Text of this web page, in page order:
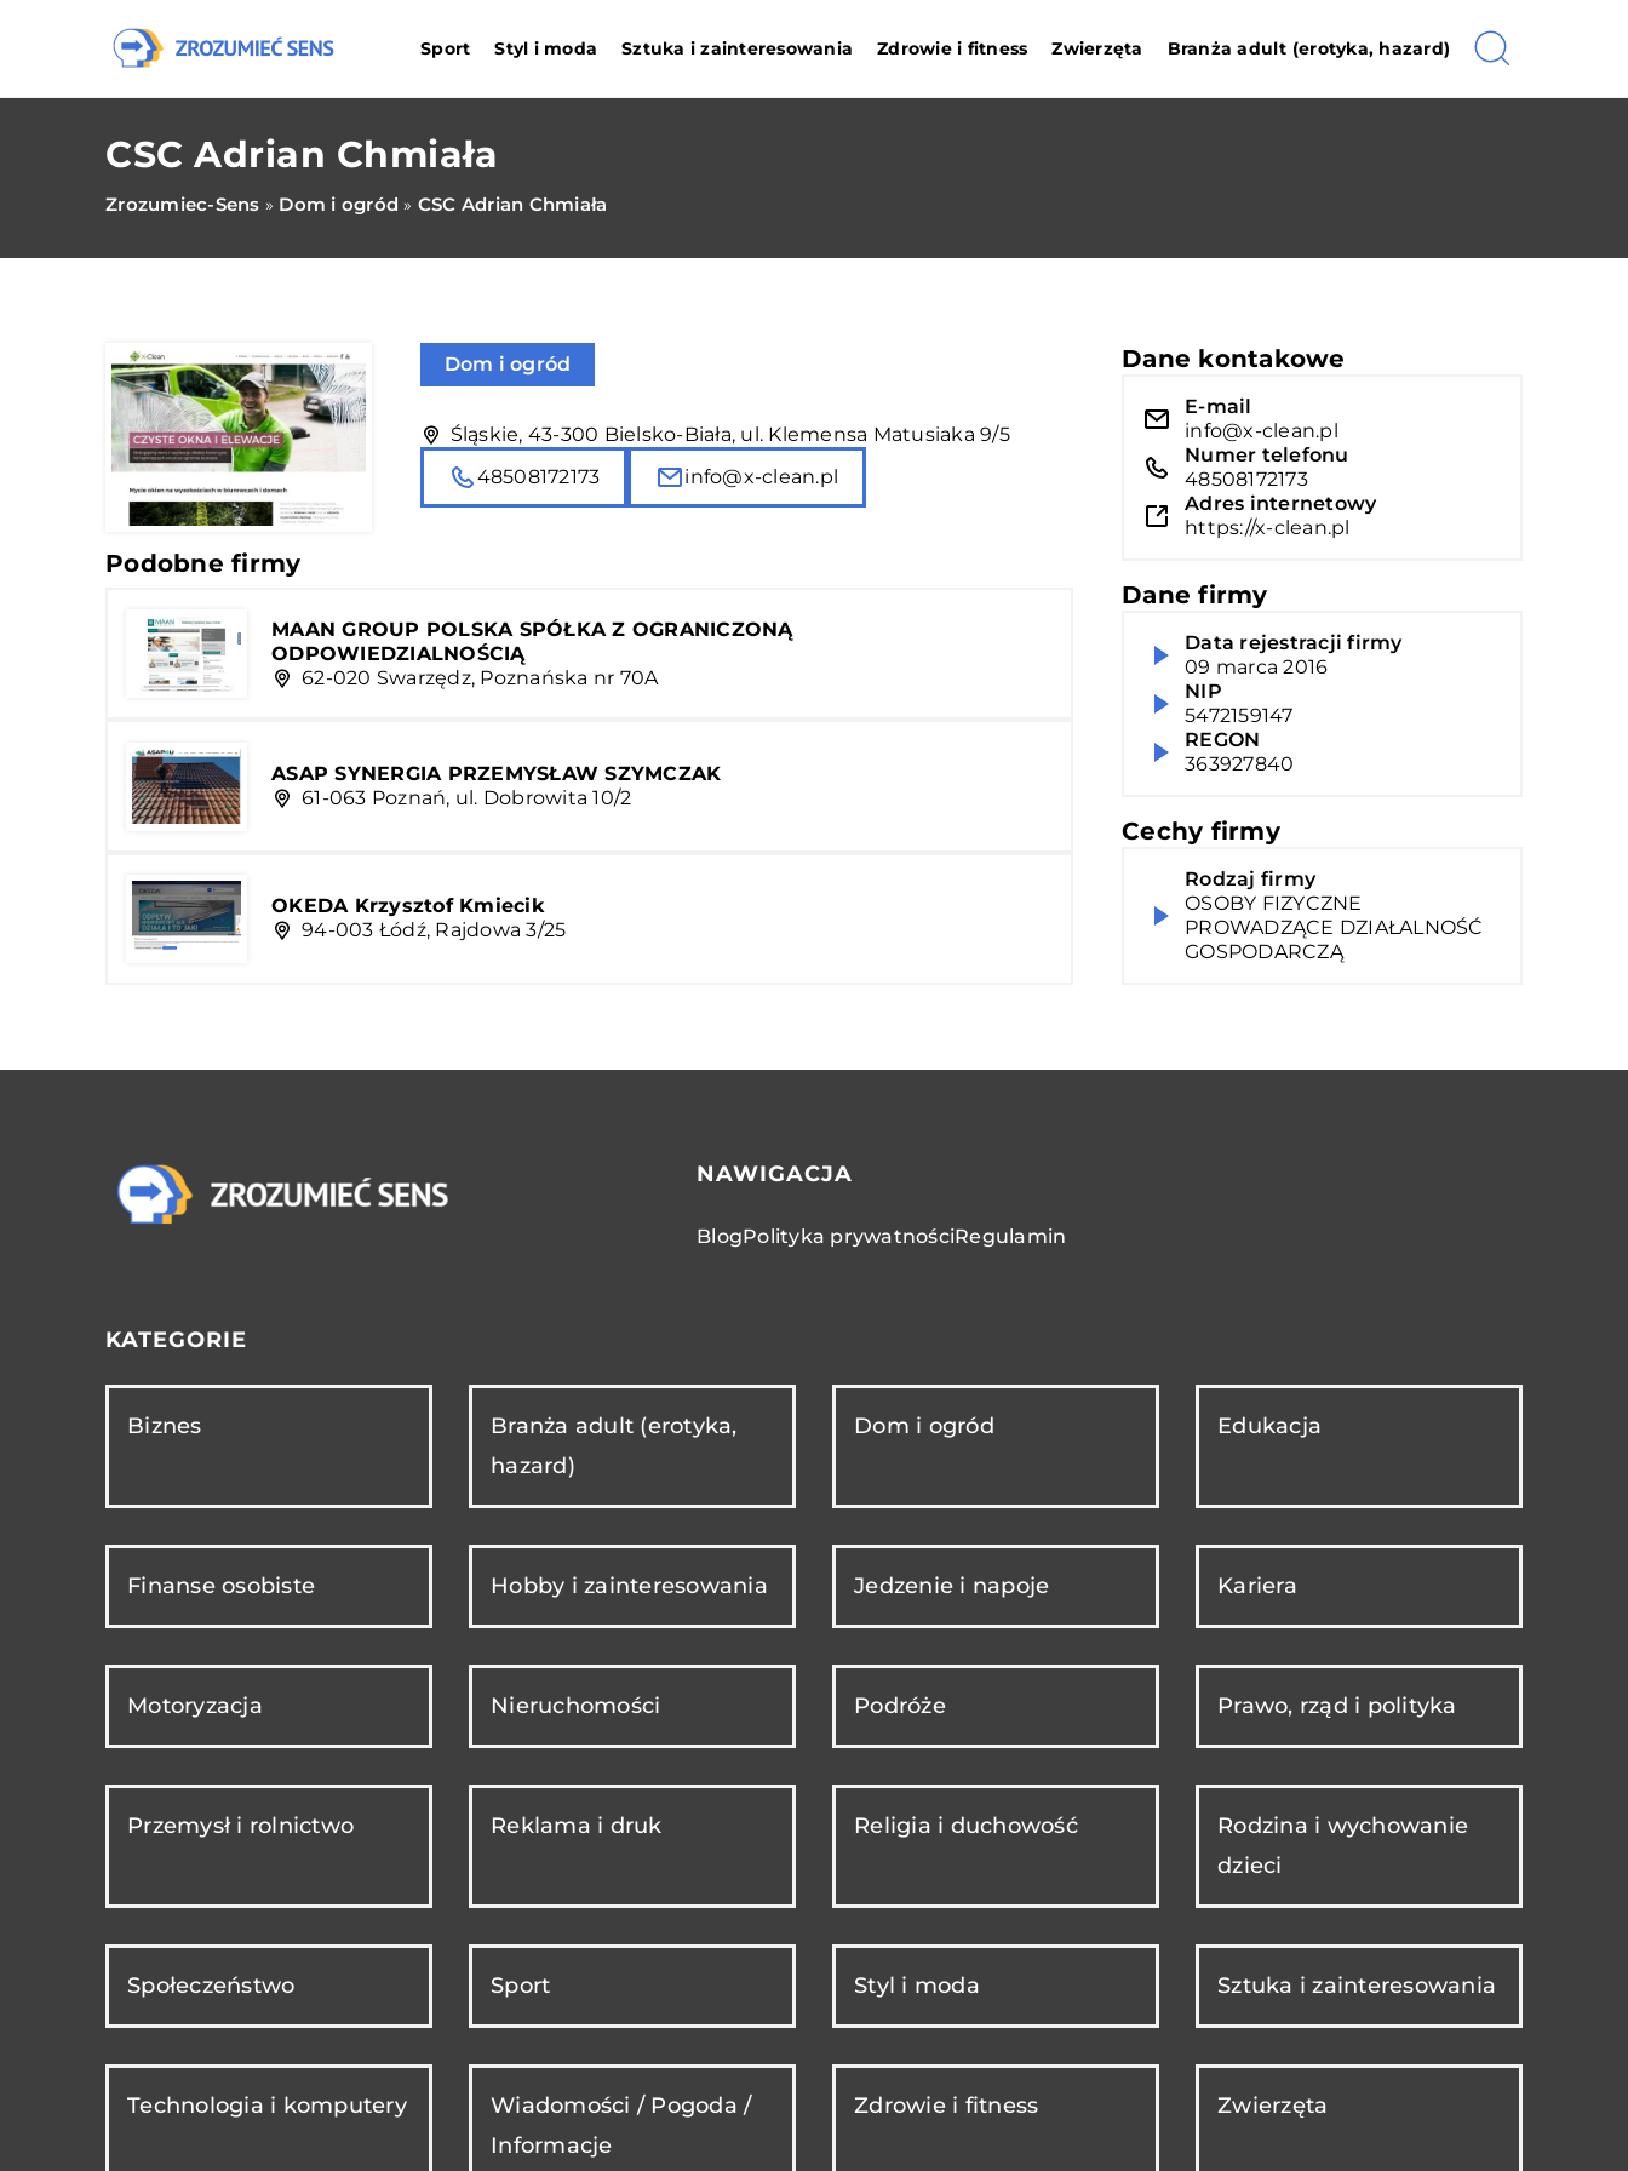
Sport Styl i moda Sztuka i zainteresowania Zdrowie i fitness Zwierzęta Branża adult (erotyka, hazard)
CSC Adrian Chmiała
Zrozumiec-Sens » Dom i ogród » CSC Adrian Chmiała
Dom i ogród
Śląskie, 43-300 Bielsko-Biała, ul. Klemensa Matusiaka 9/5
48508172173
info@x-clean.pl
Podobne firmy
MAAN GROUP POLSKA SPÓŁKA Z OGRANICZONĄ
ODPOWIEDZIALNOŚCIĄ
62-020 Swarzędz, Poznańska nr 70A
ASAP SYNERGIA PRZEMYSŁAW SZYMCZAK
61-063 Poznań, ul. Dobrowita 10/2
OKEDA Krzysztof Kmiecik
94-003 Łódź, Rajdowa 3/25
Dane kontakowe
E-mail
info@x-clean.pl
Numer telefonu
48508172173
Adres internetowy
https://x-clean.pl
Dane firmy
Data rejestracji firmy
09 marca 2016
NIP
5472159147
REGON
363927840
Cechy firmy
Rodzaj firmy
OSOBY FIZYCZNE
PROWADZĄCE DZIAŁALNOŚĆ
GOSPODARCZĄ
NAWIGACJA
BlogPolityka prywatnościRegulamin
KATEGORIE
Biznes
Branża adult (erotyka,
hazard)
Dom i ogród Edukacja
Finanse osobiste Hobby i zainteresowania Jedzenie i napoje Kariera
Motoryzacja Nieruchomości Podróże Prawo, rząd i polityka
Przemysł i rolnictwo Reklama i druk Religia i duchowość
Rodzina i wychowanie
dzieci
Społeczeństwo Sport Styl i moda Sztuka i zainteresowania
Technologia i komputery
Wiadomości / Pogoda /
Informacje
Zdrowie i fitness Zwierzęta